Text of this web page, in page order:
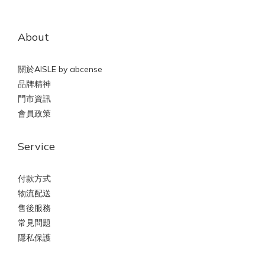
About
關於AISLE by abcense
品牌精神
門市資訊
會員政策
Service
付款方式
物流配送
售後服務
常見問題
隱私保護